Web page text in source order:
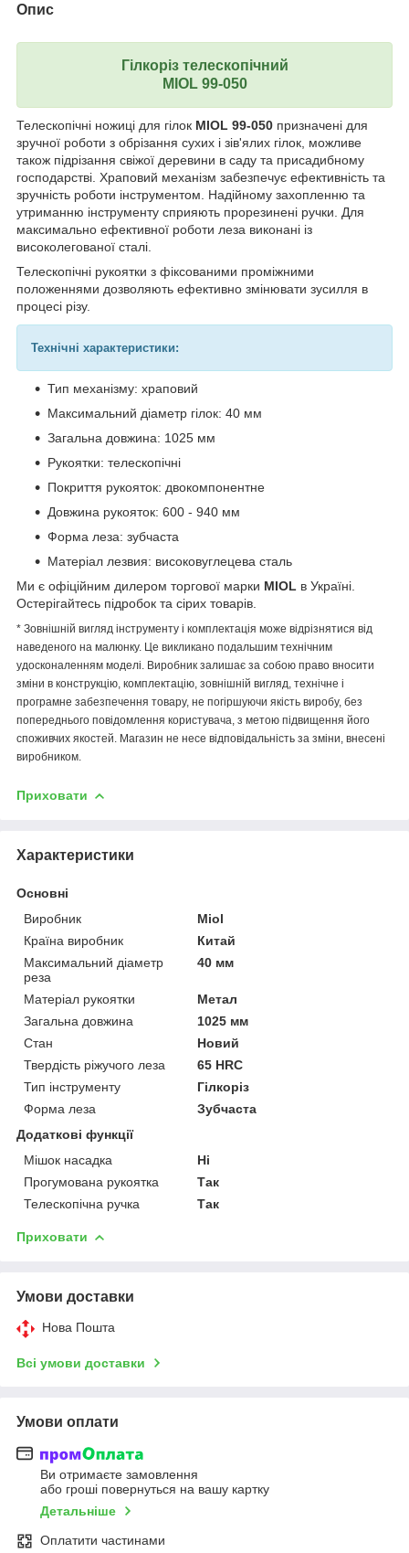
Опис
Гілкоріз телескопічний
MIOL 99-050
Телескопічні ножиці для гілок MIOL 99-050 призначені для
зручної роботи з обрізання сухих і зів'ялих гілок, можливе
також підрізання свіжої деревини в саду та присадибному
господарстві. Храповий механізм забезпечує ефективність та
зручність роботи інструментом. Надійному захопленню та
утриманню інструменту сприяють прорезинені ручки. Для
максимально ефективної роботи леза виконані із
високолегованої сталі.
Телескопічні рукоятки з фіксованими проміжними
положеннями дозволяють ефективно змінювати зусилля в
процесі різу.
Технічні характеристики:
Тип механізму: храповий
Максимальний діаметр гілок: 40 мм
Загальна довжина: 1025 мм
Рукоятки: телескопічні
Покриття рукояток: двокомпонентне
Довжина рукояток: 600 - 940 мм
Форма леза: зубчаста
Матеріал лезвия: високовуглецева сталь
Ми є офіційним дилером торгової марки MIOL в Україні.
Остерігайтесь підробок та сірих товарів.
* Зовнішній вигляд інструменту і комплектація може відрізнятися від
наведеного на малюнку. Це викликано подальшим технічним
удосконаленням моделі. Виробник залишає за собою право вносити
зміни в конструкцію, комплектацію, зовнішній вигляд, технічне і
програмне забезпечення товару, не погіршуючи якість виробу, без
попереднього повідомлення користувача, з метою підвищення його
споживчих якостей. Магазин не несе відповідальність за зміни, внесені
виробником.
Приховати
Характеристики
Основні
Виробник
Miol
Країна виробник
Китай
Максимальний діаметр
реза
40 мм
Матеріал рукоятки
Метал
Загальна довжина
1025 мм
Стан
Новий
Твердість ріжучого леза
65 HRC
Тип інструменту
Гілкоріз
Форма леза
Зубчаста
Додаткові функції
Мішок насадка
Ні
Прогумована рукоятка
Так
Телескопічна ручка
Так
Приховати
Умови доставки
Нова Пошта
Всі умови доставки
Умови оплати
Ви отримаєте замовлення
або гроші повернуться на вашу картку
Детальніше
Оплатити частинами